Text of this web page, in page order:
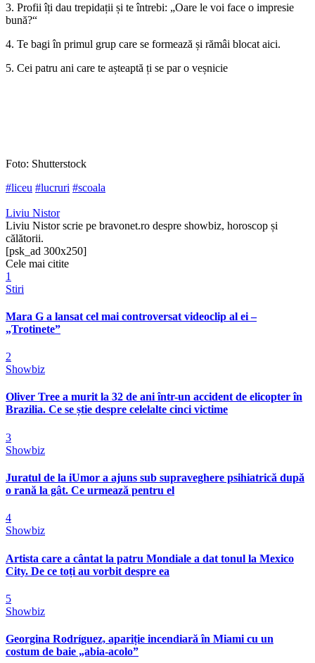
3. Profii îți dau trepidații și te întrebi: „Oare le voi face o impresie
bună?“
4. Te bagi în primul grup care se formează și rămâi blocat aici.
5. Cei patru ani care te așteaptă ți se par o veșnicie
Foto: Shutterstock
#liceu #lucruri #scoala
Liviu Nistor
Liviu Nistor scrie pe bravonet.ro despre showbiz, horoscop și
călătorii.
[psk_ad 300x250]
Cele mai citite
1
Stiri
Mara G a lansat cel mai controversat videoclip al ei –
„Trotinete”
2
Showbiz
Oliver Tree a murit la 32 de ani într-un accident de elicopter în
Brazilia. Ce se știe despre celelalte cinci victime
3
Showbiz
Juratul de la iUmor a ajuns sub supraveghere psihiatrică după
o rană la gât. Ce urmează pentru el
4
Showbiz
Artista care a cântat la patru Mondiale a dat tonul la Mexico
City. De ce toți au vorbit despre ea
5
Showbiz
Georgina Rodríguez, apariție incendiară în Miami cu un
costum de baie „abia-acolo”